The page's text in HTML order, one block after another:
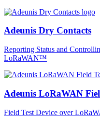
Adeunis Dry Contacts
Reporting Status and
LoRaWAN™
Adeunis LoRaWAN
Field Test Device over